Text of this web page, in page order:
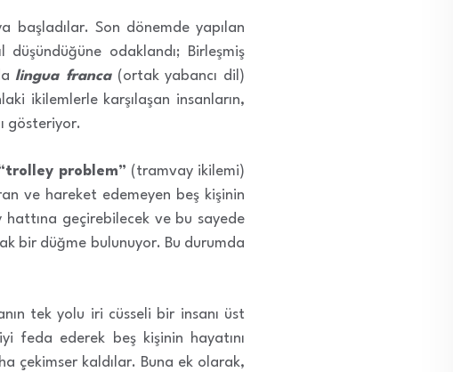
başladılar. Son dönemde yapılan
odaklandı; Birleşmiş
lingua franca(ortak yabancı dil)
ikilemlerle karşılaşan insanların,
gösteriyor.
problem” (tramvay ikilemi)
ve hareket edemeyen beş kişinin
hattına geçirebilecek ve bu sayede
bir düğme bulunuyor. Bu durumda
tek yolu iri cüsseli bir insanı üst
feda ederek beş kişinin hayatını
çekimser kaldılar. Buna ek olarak,